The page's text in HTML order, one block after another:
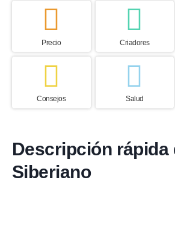
Precio Criadores
Consejos Salud
Descripción rápida
Siberiano